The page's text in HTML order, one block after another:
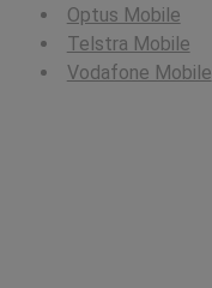
Optus Mobile
Telstra Mobile
Vodafone Mobile